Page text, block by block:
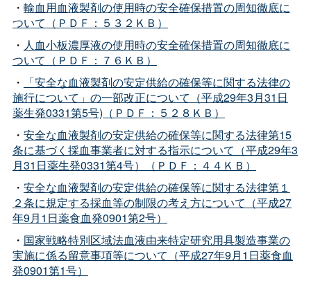
・ 輸血用血液製剤の使用時の安全確保措置の周知徹底に
ついて（ＰＤＦ：５３２ＫＢ）
・ 人血小板濃厚液の使用時の安全確保措置の周知徹底に
ついて（ＰＤＦ：７６ＫＢ）
・
「安全な血液製剤の安定供給の確保等に関する法律の
施行について」の一部改正について（平成29年3月31日
薬生発0331第5号)（ＰＤＦ：５２８ＫＢ）
・ 安全な血液製剤の安定供給の確保等に関する法律第15
条に基づく採血事業者に対する指示について（平成29年3
月31日薬生発0331第4号）（ＰＤＦ：４４ＫＢ）
・ 安全な血液製剤の安定供給の確保等に関する法律第１
２条に規定する採血等の制限の考え方について（平成27
年9月1日薬食血発0901第2号）
・ 国家戦略特別区域法血液由来特定研究用具製造事業の
実施に係る留意事項等について（平成27年9月1日薬食血
発0901第1号）